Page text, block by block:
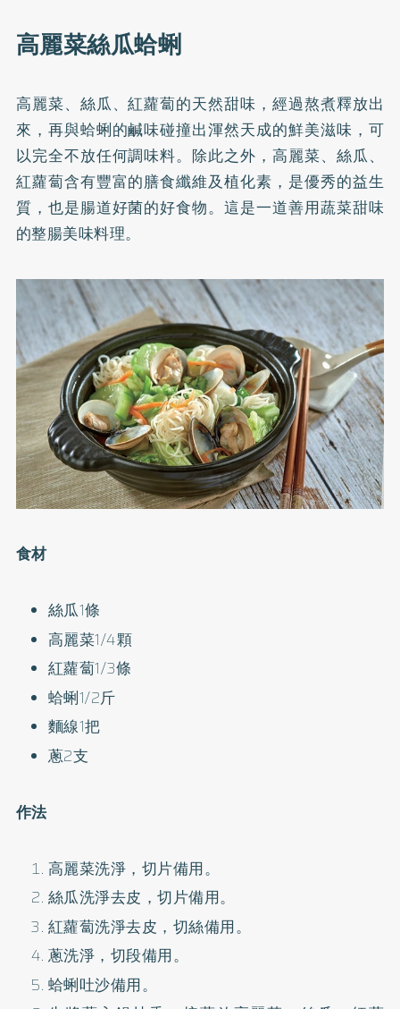
高麗菜絲瓜蛤蜊
高麗菜、絲瓜、紅蘿蔔的天然甜味，經過熬煮釋放出
來，再與蛤蜊的鹹味碰撞出渾然天成的鮮美滋味，可
以完全不放任何調味料。除此之外，高麗菜、絲瓜、
紅蘿蔔含有豐富的膳食纖維及植化素，是優秀的益生
質，也是腸道好菌的好食物。這是一道善用蔬菜甜味
的整腸美味料理。
食材
絲瓜1條
高麗菜1/4顆
紅蘿蔔1/3條
蛤蜊1/2斤
麵線1把
蔥2支
作法
高麗菜洗淨，切片備用。
絲瓜洗淨去皮，切片備用。
紅蘿蔔洗淨去皮，切絲備用。
蔥洗淨，切段備用。
蛤蜊吐沙備用。